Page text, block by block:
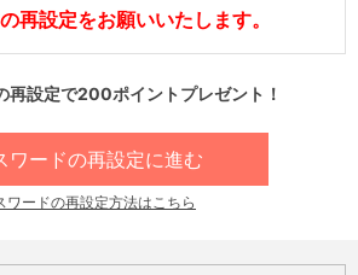
再設定をお願いいたします。
再設定で200ポイントプレゼント！
ワードの再設定に進む
ワードの再設定方法はこちら